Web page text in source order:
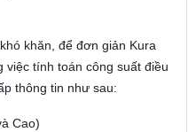
khăn, để đơn giản Kura
việc tính toán công suất điều
thông tin như sau:
Cao)